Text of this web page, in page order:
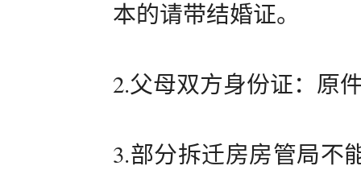
本的请带结婚证。
2.父母双方身份证：原
3.部分拆迁房房管局不